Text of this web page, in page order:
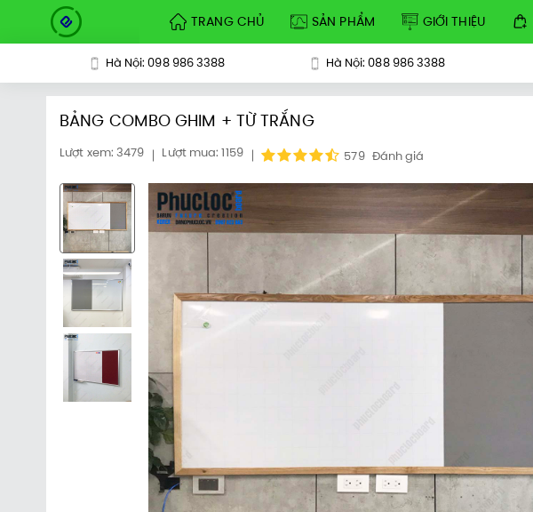
TRANG CHỦ SẢN PHẨM GIỚI THIỆU
Hà Nội: 098 986 3388 Hà Nội: 088 986 3388
BẢNG COMBO GHIM + TỪ TRẮNG
Lượt xem: 3479 Lượt mua: 1159 579 Đánh giá